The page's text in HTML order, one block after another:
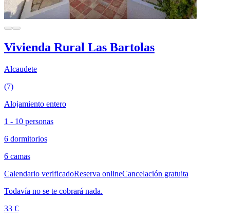
Vivienda Rural Las Bartolas
Alcaudete
(7)
Alojamiento entero
1 - 10 personas
6 dormitorios
6 camas
Calendario verificadoReserva onlineCancelación gratuita
Todavía no se te cobrará nada.
33 €